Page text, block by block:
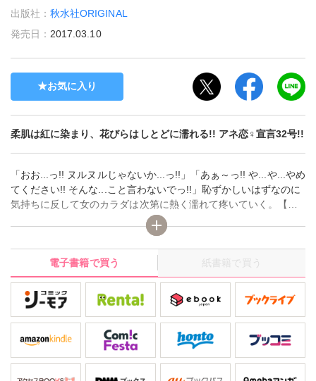
出版社：秋水社ORIGINAL
発売日： 2017.03.10
お気に入り
柔肌は紅に染まり、花びらはしとどに濡れる!! アネ恋♀宣言32号!!
「おお...っ!! ヌルヌルじゃないか...っ!!」「あぁ～っ!! や...や...やめ
てください!! そんな...こと言わないでっ!!」恥ずかしいはずなのに
気持ちに反して女のカラダは次第に熱く濡れて疼いていく。【会
社の会議室で次長とバックで!!】ほか、淫靡な愛と性の競演、デジ
タルレディースコミック アネ恋宣言！
電子書籍で買う 紙書籍で買う